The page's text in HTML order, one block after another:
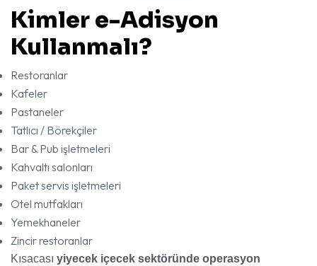
Kimler e-Adisyon
Kullanmalı?
Restoranlar
Kafeler
Pastaneler
Tatlıcı / Börekçiler
Bar & Pub işletmeleri
Kahvaltı salonları
Paket servis işletmeleri
Otel mutfakları
Yemekhaneler
Zincir restoranlar
Kısacası yiyecek içecek sektöründe operasyon